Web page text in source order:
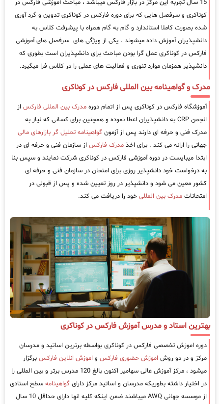
15 سال تجربه این مرکز در بازار فارکس میباشد ، مباحث آموزشی فارکس در
کوناکری و سرفصل هایی که برای دوره فارکس در کوناکری تدوین و گرد آوری
شده بصورت کاملا استاندارد و گام به گام همراه با پیشرفت کلاس به
دانشپذیران آموزش داده میشوند . یکی از ویژگی های سرفصل های آموزشی
فارکس در کوناکری عمل گرا بودن مباحث برای دانشپذیران است بطوری که
دانشپذیر همزمان موارد تئوری و فعالیت های عملی را در کلاس فرا میگیرد.
مدرک و گواهینامه بین المللی فارکس در کوناکری
آموزشگاه فارکس در کوناکری پس از اتمام دوره مدرک بین المللی فارکس از
انجمن CRP به دانشپذیران اعطا نموده و همچنین برای کسانی که نیاز به
مدرک فنی و حرفه ای دارند پس از آزمون گواهینامه تحلیل گر بازارهای مالی
جهانی را ارائه می کند . برای اخذ مدرک فارکس از سازمان فنی و حرفه ای در
ابتدا میبایست در دوره آموزشی فارکس در کوناکری شرکت نمایند و سپس بنا
به درخواست خود دانشپذیر روزی برای امتحان در سازمان فنی و حرفه ای
کشور معین می شود و دانشپذیر در روز تعیین شده و پس از قبولی در
امتحانات مدرک بین المللی خود را دریافت می کند.
بهترین استاد و مدرس آموزش فارکس در کوناکری
دوره اموزش تخصصی فارکس در کوناکری بواسطه برترین اساتید و مدرسان
مرکز و در دو روش اموزش حضوری فارکس و اموزش انلاین فارکس برگزار
میشود ، مرکز آموزش عالی سهامیر اکنون بالغ 120 مدرس برتر و بین المللی را
در اختیار داشته بطوریکه مدرسان و اساتید مرکز دارای گواهینامه سطح استادی
از موسسه جهانی AWQ میباشند ضمن اینکه کلیه انها دارای حداقل 10 سال